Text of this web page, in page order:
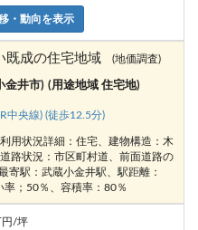
・動向を表示
既成の住宅地域 (地価調査)
金井市) (用途地域 住宅地)
中央線) (徒歩12.5分)
用状況詳細：住宅、建物構造：木
路状況：市区町村道、前面道路の
寄駅：武蔵小金井駅、駅距離：
率；50％、容積率：80％
円/坪